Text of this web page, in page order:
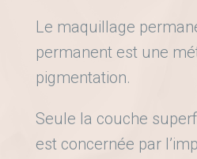
Le maquillage
permanent est une
pigmentation.
Seule la couche
est concernée par